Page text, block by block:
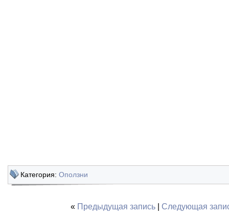
Категория: Оползни
« Предыдущая запись| Следующая